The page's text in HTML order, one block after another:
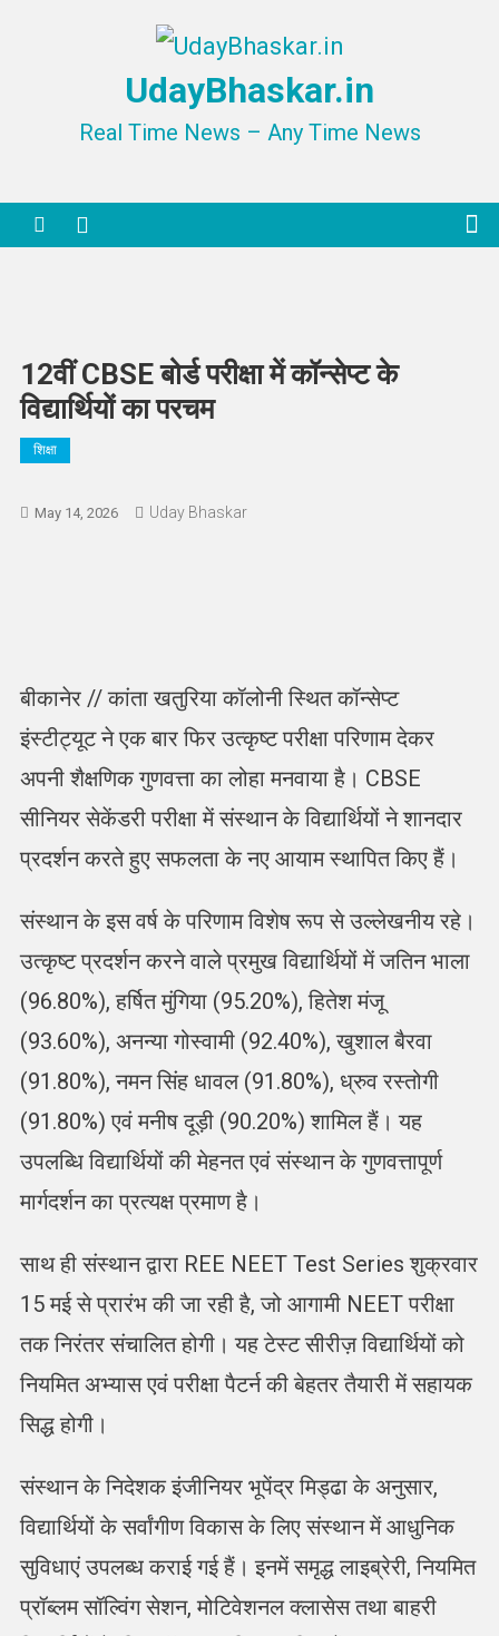
UdayBhaskar.in
Real Time News – Any Time News
12वीं CBSE बोर्ड परीक्षा में कॉन्सेप्ट के
विद्यार्थियों का परचम
शिक्षा
May 14, 2026 Uday Bhaskar
बीकानेर // कांता खतुरिया कॉलोनी स्थित कॉन्सेप्ट
इंस्टीट्यूट ने एक बार फिर उत्कृष्ट परीक्षा परिणाम देकर
अपनी शैक्षणिक गुणवत्ता का लोहा मनवाया है। CBSE
सीनियर सेकेंडरी परीक्षा में संस्थान के विद्यार्थियों ने शानदार
प्रदर्शन करते हुए सफलता के नए आयाम स्थापित किए हैं।
संस्थान के इस वर्ष के परिणाम विशेष रूप से उल्लेखनीय रहे।
उत्कृष्ट प्रदर्शन करने वाले प्रमुख विद्यार्थियों में जतिन भाला
(96.80%), हर्षित मुंगिया (95.20%), हितेश मंजू
(93.60%), अनन्या गोस्वामी (92.40%), खुशाल बैरवा
(91.80%), नमन सिंह धावल (91.80%), ध्रुव रस्तोगी
(91.80%) एवं मनीष दूड़ी (90.20%) शामिल हैं। यह
उपलब्धि विद्यार्थियों की मेहनत एवं संस्थान के गुणवत्तापूर्ण
मार्गदर्शन का प्रत्यक्ष प्रमाण है।
साथ ही संस्थान द्वारा REE NEET Test Series शुक्रवार
15 मई से प्रारंभ की जा रही है, जो आगामी NEET परीक्षा
तक निरंतर संचालित होगी। यह टेस्ट सीरीज़ विद्यार्थियों को
नियमित अभ्यास एवं परीक्षा पैटर्न की बेहतर तैयारी में सहायक
सिद्ध होगी।
संस्थान के निदेशक इंजीनियर भूपेंद्र मिड्ढा के अनुसार,
विद्यार्थियों के सर्वांगीण विकास के लिए संस्थान में आधुनिक
सुविधाएं उपलब्ध कराई गई हैं। इनमें समृद्ध लाइब्रेरी, नियमित
प्रॉब्लम सॉल्विंग सेशन, मोटिवेशनल क्लासेस तथा बाहरी